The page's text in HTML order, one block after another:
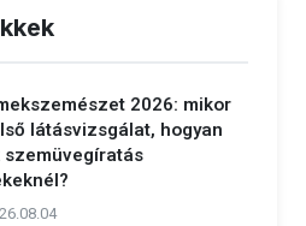
2026: mikor
látásvizsgálat, hogyan